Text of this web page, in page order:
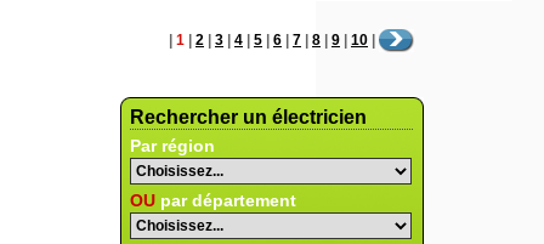
Rechercher un électricien
Par région
OU par département
| 1 | 2 | 3 | 4 | 5 | 6 | 7 | 8 | 9 | 10 |